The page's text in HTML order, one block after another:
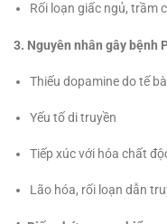
Rối loạn giấc ngủ, trầm
3. Nguyên nhân gây bệnh
Thiếu dopamine do tế
Yếu tố di truyền
Tiếp xúc với hóa chất
Lão hóa, rối loạn dẫn